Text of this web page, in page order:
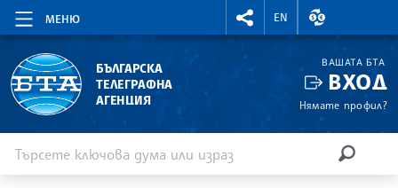
МЕНЮ
RIGHTMENU.SOCIAL
EN
ВАЛУТНИ
БЪЛГАРСКА
ТЕЛЕГРАФНА
АГЕНЦИЯ
ВАШАТА БТА
ВХОД
Нямате профил?